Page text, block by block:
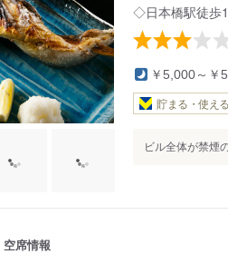
◇日本橋駅徒歩
￥5,000～￥
貯まる・使える
ビル全体が禁煙
空席情報